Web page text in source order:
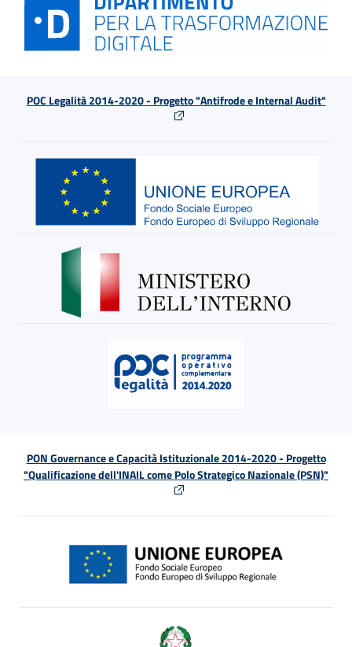
POC Legalità 2014-2020 - Progetto "Antifrode e Internal Audit"
PON Governance e Capacità Istituzionale 2014-2020 - Progetto
"Qualificazione dell'INAIL come Polo Strategico Nazionale (PSN)"